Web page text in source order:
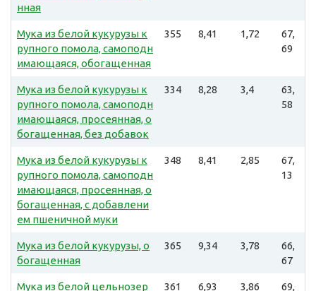
нная
Мука из белой кукурузы к
рупного помола, самоподн
имающаяся, обогащенная
355 8,41 1,72
67,
69
Мука из белой кукурузы к
рупного помола, самоподн
имающаяся, просеянная, о
богащенная, без добавок
334 8,28 3,4
63,
58
Мука из белой кукурузы к
рупного помола, самоподн
имающаяся, просеянная, о
богащенная, с добавлени
ем пшеничной муки
348 8,41 2,85
67,
13
Мука из белой кукурузы, о
богащенная
365 9,34 3,78
66,
67
Мука из белой цельнозер
361 6,93 3,86
69,